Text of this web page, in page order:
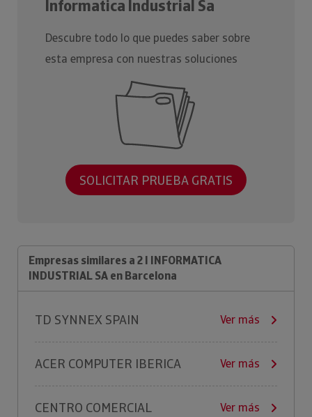
Informatica Industrial Sa
Descubre todo lo que puedes saber sobre
esta empresa con nuestras soluciones
SOLICITAR PRUEBA GRATIS
Empresas similares a 2 I INFORMATICA
INDUSTRIAL SA en Barcelona
TD SYNNEX SPAIN Ver más
ACER COMPUTER IBERICA Ver más
CENTRO COMERCIAL
Ver más